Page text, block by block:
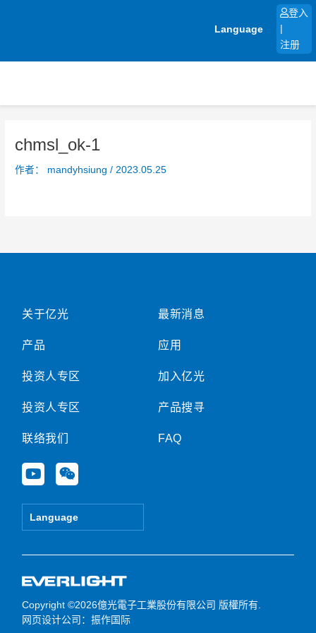
Language
登入
注册
chmsl_ok-1
作者： mandyhsiung/ 2023.05.25
关于亿光
产品
投资人专区
投资人专区
联络我们
Y
o
u
e
W
e
i
Language
最新消息
应用
加入亿光
产品搜寻
FAQ
Copyright ©2026億光電子工業股份有限公司 版權所有.
网页设计公司 ：振作国际